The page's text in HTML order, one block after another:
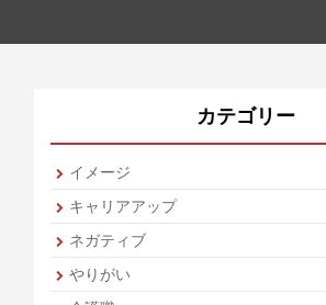
カテゴリー
イメージ
キャリアアップ
ネガティブ
やりがい